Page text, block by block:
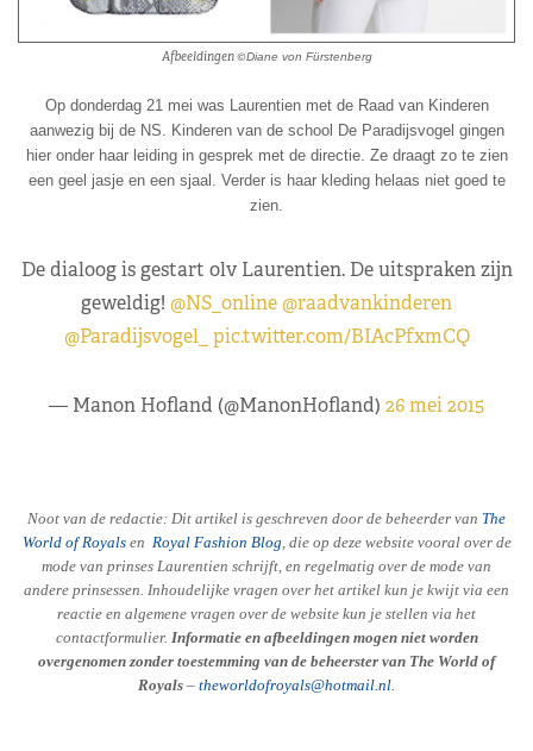
Afbeeldingen ©Diane von Fürstenberg
Op donderdag 21 mei was Laurentien met de Raad van Kinderen
aanwezig bij de NS. Kinderen van de school De Paradijsvogel gingen
hier onder haar leiding in gesprek met de directie. Ze draagt zo te zien
een geel jasje en een sjaal. Verder is haar kleding helaas niet goed te
zien.
De dialoog is gestart olv Laurentien. De uitspraken zijn
geweldig! @NS_online @raadvankinderen
@Paradijsvogel_ pic.twitter.com/BIAcPfxmCQ
— Manon Hofland (@ManonHofland) 26 mei 2015
Noot van de redactie: Dit artikel is geschreven door de beheerder van The
World of Royalsen Royal Fashion Blog, die op deze website vooral over de
mode van prinses Laurentien schrijft, en regelmatig over de mode van
andere prinsessen. Inhoudelijke vragen over het artikel kun je kwijt via een
reactie en algemene vragen over de website kun je stellen via het
contactformulier. Informatie en afbeeldingen mogen niet worden
overgenomen zonder toestemming van de beheerster van The World of
Royals – theworldofroyals@hotmail.nl.